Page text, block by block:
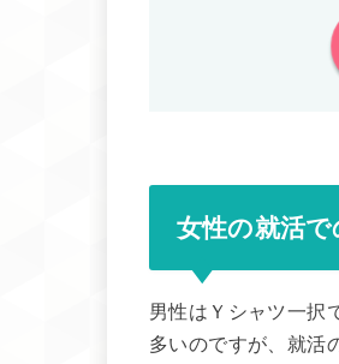
女性の就活
男性はＹシャツ一択
多いのですが、就活